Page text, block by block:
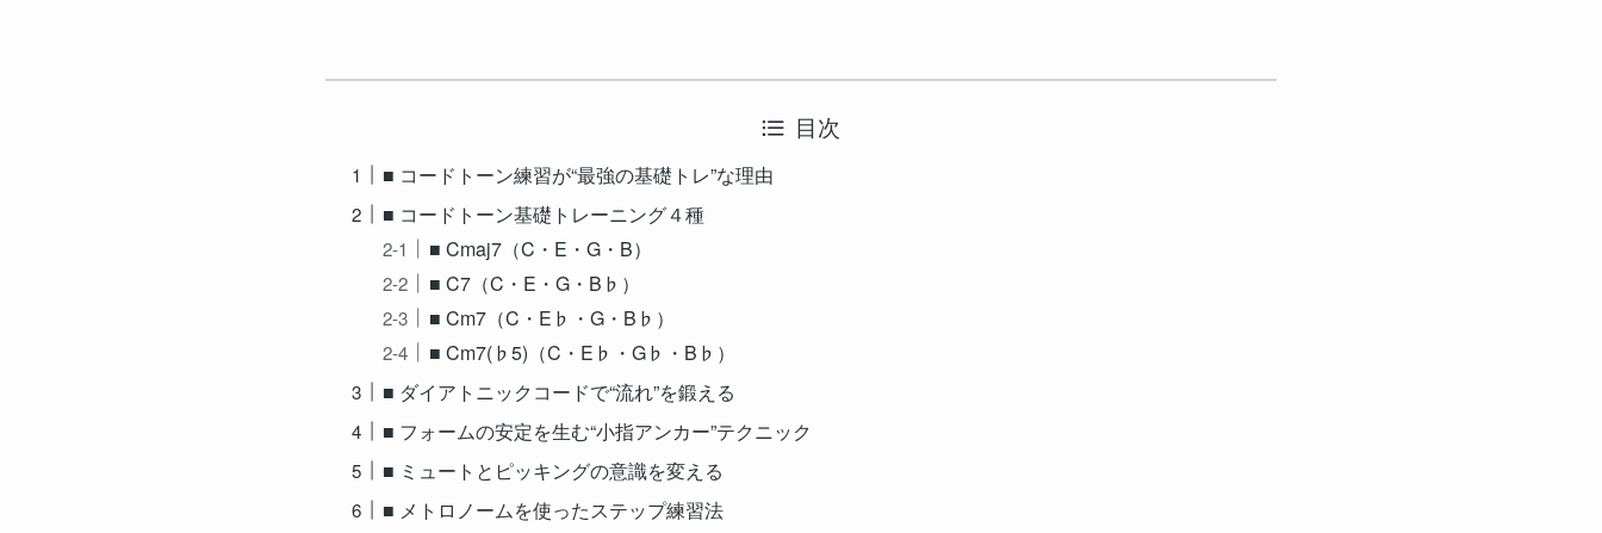
目次
■ コードトーン練習が“最強の基礎トレ”な理由
■ コードトーン基礎トレーニング４種
■ Cmaj7（C・E・G・B）
■ C7（C・E・G・B♭）
■ Cm7（C・E♭・G・B♭）
■ Cm7(♭5)（C・E♭・G♭・B♭）
■ ダイアトニックコードで“流れ”を鍛える
■ フォームの安定を生む“小指アンカー”テクニック
■ ミュートとピッキングの意識を変える
■ メトロノームを使ったステップ練習法